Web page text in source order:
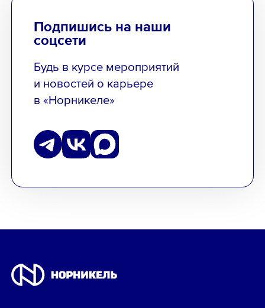
Подпишись на наши
соцсети
Будь в курсе мероприятий
и новостей о карьере
в «Норникеле»